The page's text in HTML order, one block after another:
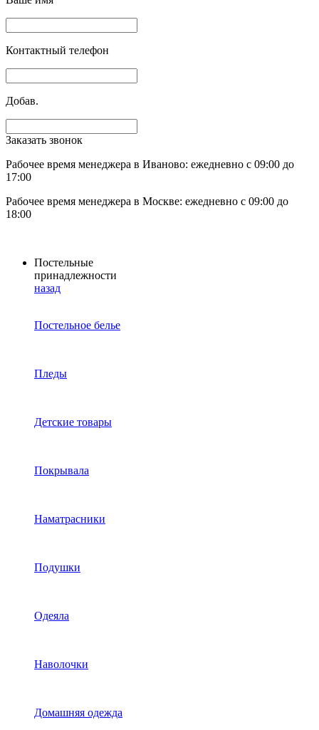
Контактный телефон
Добав.
Заказать звонок
Рабочее время менеджера в Иваново: ежедневно с 09:00 до
17:00
Рабочее время менеджера в Москве: ежедневно с 09:00 до
18:00
Постельные
принадлежности
назад
Постельное белье
Пледы
Детские товары
Покрывала
Наматрасники
Подушки
Одеяла
Наволочки
Домашняя одежда